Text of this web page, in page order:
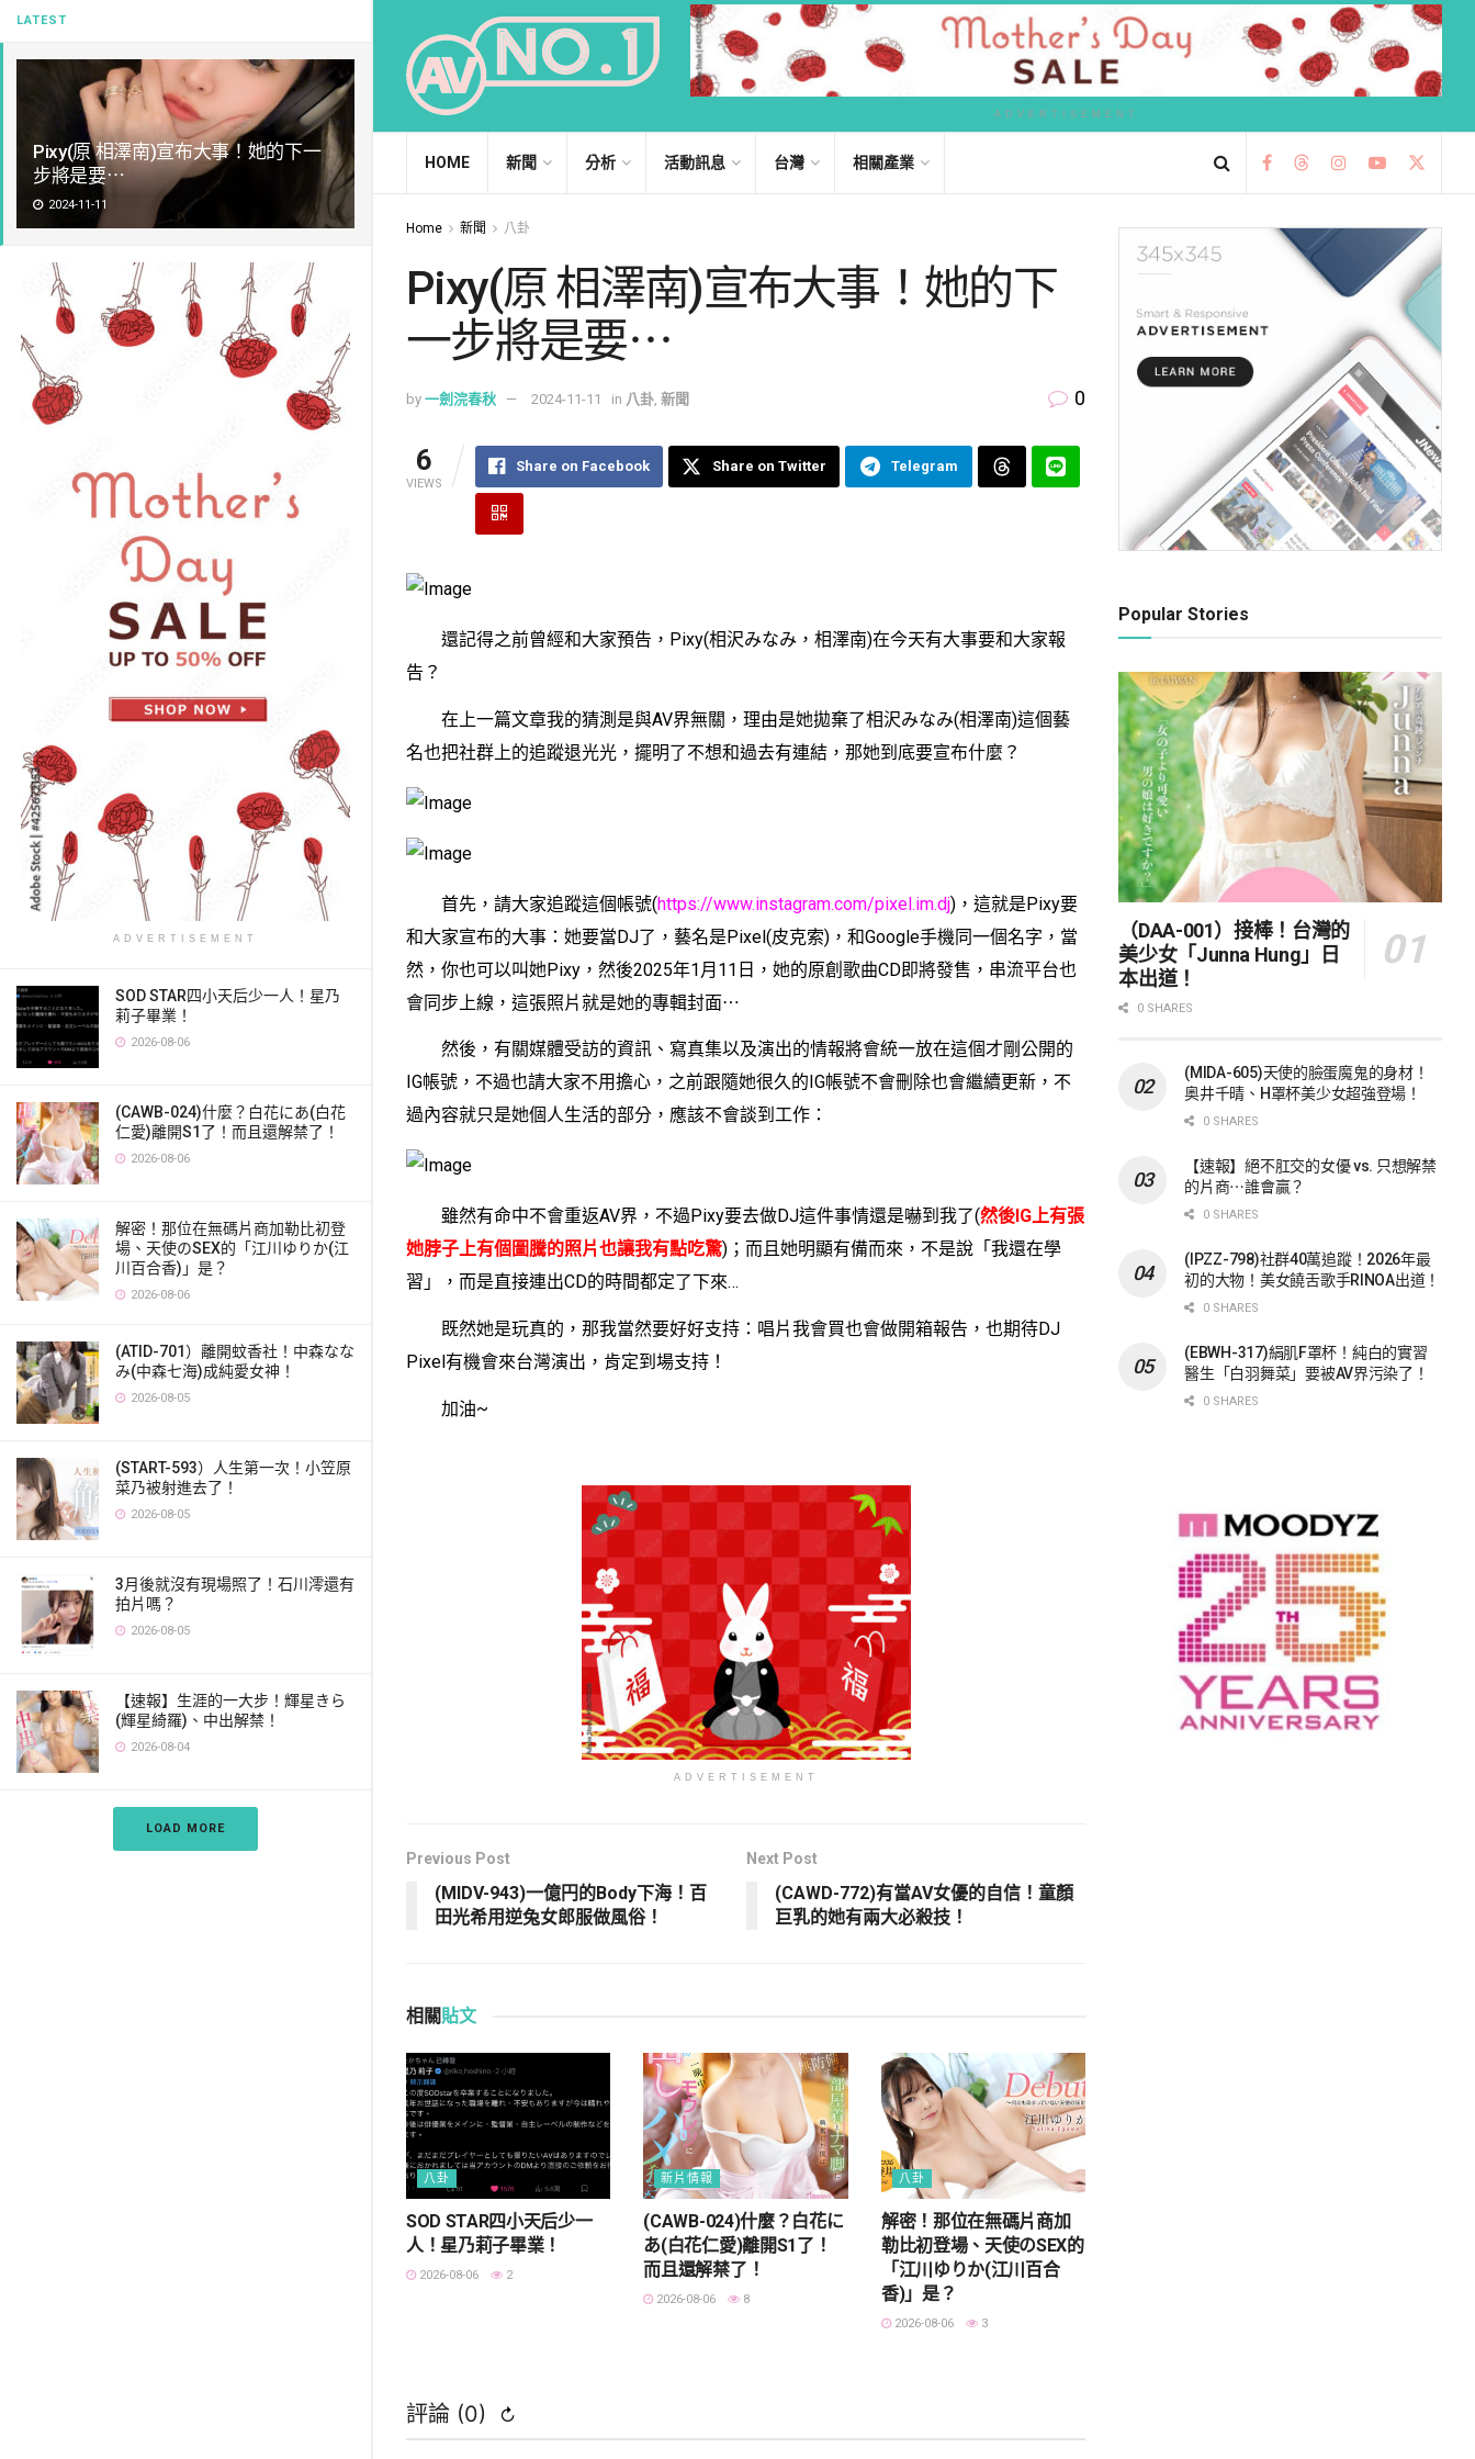
LATEST
Pixy(原 相澤南)宣布大事！她的下一
步將是要⋯
2024-11-11
ADVERTISEMENT
SOD STAR四小天后少一人！星乃
莉子畢業！
2026-08-06
(CAWB-024)什麼？白花にあ(白花
仁愛)離開S1了！而且還解禁了！
2026-08-06
解密！那位在無碼片商加勒比初登
場、天使のSEX的「江川ゆりか(江
川百合香)」是？
2026-08-06
(ATID-701）離開蚊香社！中森なな
み(中森七海)成純愛女神！
2026-08-05
(START-593）人生第一次！小笠原
菜乃被射進去了！
2026-08-05
3月後就沒有現場照了！石川澪還有
拍片嗎？
2026-08-05
【速報】生涯的一大步！輝星きら
(輝星綺羅)、中出解禁！
2026-08-04
LOAD MORE
ADVERTISEMENT
HOME 新聞 分析 活動訊息 台灣 相關產業
Home 新聞 八卦
Pixy(原 相澤南)宣布大事！她的下
一步將是要⋯
by 一劍浣春秋 2024-11-11 in 八卦 新聞 0
6
VIEWS
Share on Facebook Share on Twitter Telegram
還記得之前曾經和大家預告，Pixy(相沢みなみ，相澤南)在今天有大事要和大家報
告？
在上一篇文章我的猜測是與AV界無關，理由是她拋棄了相沢みなみ(相澤南)這個藝
名也把社群上的追蹤退光光，擺明了不想和過去有連結，那她到底要宣布什麼？
首先，請大家追蹤這個帳號(https://www.instagram.com/pixel.im.dj)，這就是Pixy要
和大家宣布的大事：她要當DJ了，藝名是Pixel(皮克索)，和Google手機同一個名字，當
然，你也可以叫她Pixy，然後2025年1月11日，她的原創歌曲CD即將發售，串流平台也
會同步上線，這張照片就是她的專輯封面⋯
然後，有關媒體受訪的資訊、寫真集以及演出的情報將會統一放在這個才剛公開的
IG帳號，不過也請大家不用擔心，之前跟隨她很久的IG帳號不會刪除也會繼續更新，不
過內容就只是她個人生活的部分，應該不會談到工作：
雖然有命中不會重返AV界，不過Pixy要去做DJ這件事情還是嚇到我了(然後IG上有張
她脖子上有個圖騰的照片也讓我有點吃驚)；而且她明顯有備而來，不是說「我還在學
習」，而是直接連出CD的時間都定了下來…
既然她是玩真的，那我當然要好好支持：唱片我會買也會做開箱報告，也期待DJ
Pixel有機會來台灣演出，肯定到場支持！
加油~
ADVERTISEMENT
Previous Post
(MIDV-943)一億円的Body下海！百
田光希用逆兔女郎服做風俗！
Next Post
(CAWD-772)有當AV女優的自信！童顏
巨乳的她有兩大必殺技！
相關貼文
八卦
SOD STAR四小天后少一
人！星乃莉子畢業！
2026-08-06 2
新片情報
(CAWB-024)什麼？白花に
あ(白花仁愛)離開S1了！
而且還解禁了！
2026-08-06 8
八卦
解密！那位在無碼片商加
勒比初登場、天使のSEX的
「江川ゆりか(江川百合
香)」是？
2026-08-06 3
評論 (0) ↻
Popular Stories
（DAA-001）接棒！台灣的
美少女「Junna Hung」日
本出道！
0 SHARES
(MIDA-605)天使的臉蛋魔鬼的身材！
奥井千晴、H罩杯美少女超強登場！
0 SHARES
【速報】絕不肛交的女優 vs. 只想解禁
的片商⋯誰會贏？
0 SHARES
(IPZZ-798)社群40萬追蹤！2026年最
初的大物！美女饒舌歌手RINOA出道！
0 SHARES
(EBWH-317)絹肌F罩杯！純白的實習
醫生「白羽舞菜」要被AV界污染了！
0 SHARES